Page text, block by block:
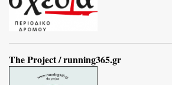
The Project / running365.gr